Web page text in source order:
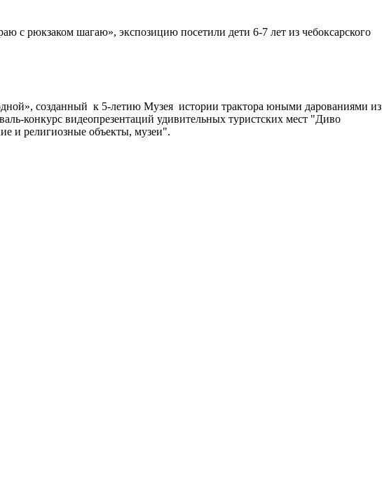
с рюкзаком шагаю», экспозицию посетили дети 6-7 лет из чебоксарского
созданный к 5-летию Музея истории трактора юными дарованиями из
конкурс видеопрезентаций удивительных туристских мест "Диво
и религиозные объекты, музеи".